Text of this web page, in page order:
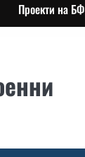
Проекти на БФ